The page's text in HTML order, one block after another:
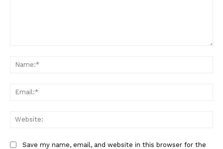
Save my name, email, and website in this browser for the